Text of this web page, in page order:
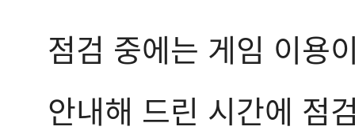
점검 중에는 게임 이용
안내해 드린 시간에 점